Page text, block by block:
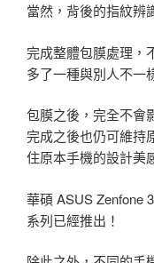
當然，背後的指紋辨
完成整體包膜處理，
多了一種與別人不一
包膜之後，完全不會
完成之後也仍可維持
住原本手機的設計美
華碩 ASUS Zenfone
系列已經推出！